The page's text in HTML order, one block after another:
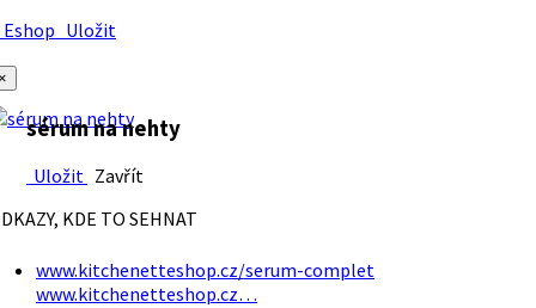
Uložit
sérum na nehty
Uložit Zavřít
KDE TO SEHNAT
www.kitchenetteshop.cz/serum-complet
www.kitchenetteshop.cz…